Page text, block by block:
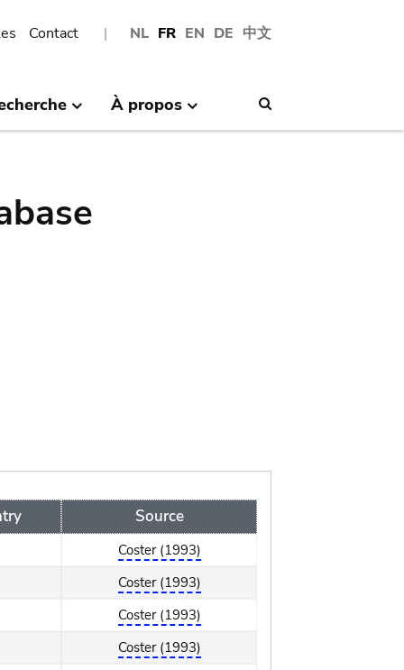
NL FR EN DE 中文
Contact
À propos
Source
Coster (1993)
Coster (1993)
Coster (1993)
Coster (1993)